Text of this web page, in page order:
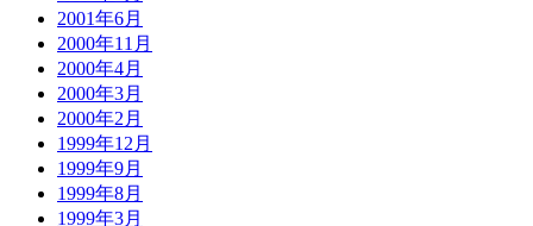
2001年6月
2000年11月
2000年4月
2000年3月
2000年2月
1999年12月
1999年9月
1999年8月
1999年3月